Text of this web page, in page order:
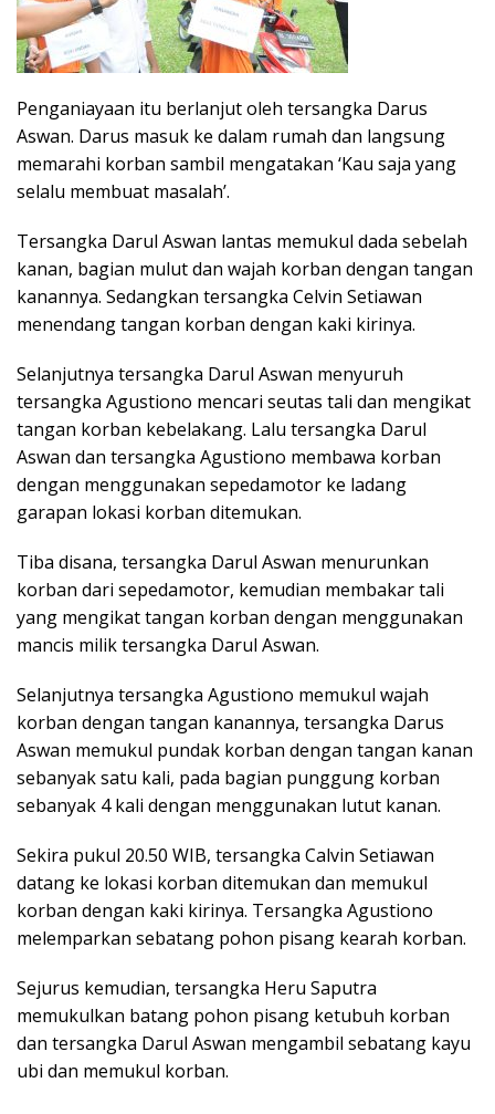
Penganiayaan itu berlanjut oleh tersangka Darus
Aswan. Darus masuk ke dalam rumah dan langsung
memarahi korban sambil mengatakan ‘Kau saja yang
selalu membuat masalah’.
Tersangka Darul Aswan lantas memukul dada sebelah
kanan, bagian mulut dan wajah korban dengan tangan
kanannya. Sedangkan tersangka Celvin Setiawan
menendang tangan korban dengan kaki kirinya.
Selanjutnya tersangka Darul Aswan menyuruh
tersangka Agustiono mencari seutas tali dan mengikat
tangan korban kebelakang. Lalu tersangka Darul
Aswan dan tersangka Agustiono membawa korban
dengan menggunakan sepedamotor ke ladang
garapan lokasi korban ditemukan.
Tiba disana, tersangka Darul Aswan menurunkan
korban dari sepedamotor, kemudian membakar tali
yang mengikat tangan korban dengan menggunakan
mancis milik tersangka Darul Aswan.
Selanjutnya tersangka Agustiono memukul wajah
korban dengan tangan kanannya, tersangka Darus
Aswan memukul pundak korban dengan tangan kanan
sebanyak satu kali, pada bagian punggung korban
sebanyak 4 kali dengan menggunakan lutut kanan.
Sekira pukul 20.50 WIB, tersangka Calvin Setiawan
datang ke lokasi korban ditemukan dan memukul
korban dengan kaki kirinya. Tersangka Agustiono
melemparkan sebatang pohon pisang kearah korban.
Sejurus kemudian, tersangka Heru Saputra
memukulkan batang pohon pisang ketubuh korban
dan tersangka Darul Aswan mengambil sebatang kayu
ubi dan memukul korban.